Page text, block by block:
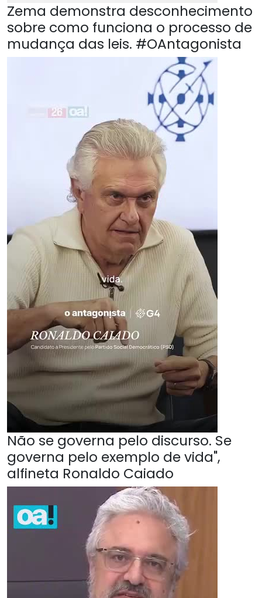
Zema demonstra desconhecimento
sobre como funciona o processo de
mudança das leis. #OAntagonista
Não se governa pelo discurso. Se
governa pelo exemplo de vida",
alfineta Ronaldo Caiado